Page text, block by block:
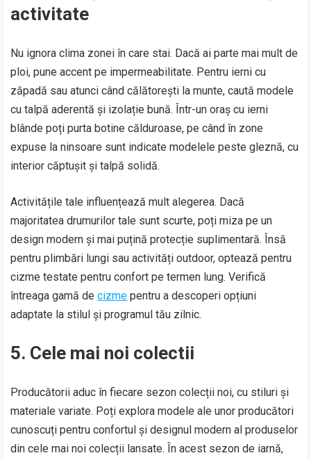
activitate
Nu ignora clima zonei în care stai. Dacă ai parte mai mult de
ploi, pune accent pe impermeabilitate. Pentru ierni cu
zăpadă sau atunci când călătorești la munte, caută modele
cu talpă aderentă și izolație bună. Într-un oraș cu ierni
blânde poți purta botine călduroase, pe când în zone
expuse la ninsoare sunt indicate modelele peste gleznă, cu
interior căptușit și talpă solidă.
Activitățile tale influențează mult alegerea. Dacă
majoritatea drumurilor tale sunt scurte, poți miza pe un
design modern și mai puțină protecție suplimentară. Însă
pentru plimbări lungi sau activități outdoor, optează pentru
cizme testate pentru confort pe termen lung. Verifică
întreaga gamă decizme pentru a descoperi opțiuni
adaptate la stilul și programul tău zilnic.
5. Cele mai noi colectii
Producătorii aduc în fiecare sezon colecții noi, cu stiluri și
materiale variate. Poți explora modele ale unor producători
cunoscuți pentru confortul și designul modern al produselor
din cele mai noi colecții lansate. În acest sezon de iarnă,